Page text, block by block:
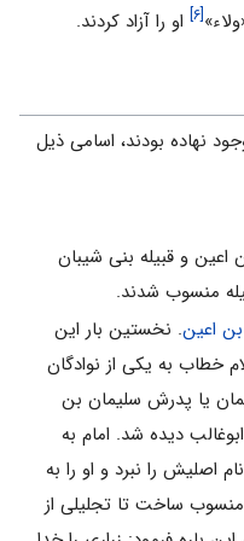
[۶] او را آزاد کردند.
نهاده بودند، اسامی ذیل
و قبیله بنی شیبان
منسوب شدند.
بن اعین. نخستین بار این
خطاب به یکی از نوادگان
یا پدرش سلیمان بن
دیده شد. امام به
اصلیش را نبرد و او را به
ساخت تا تجلیلی از